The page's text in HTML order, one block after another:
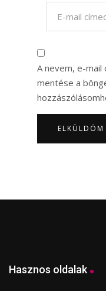
A nevem, e-mail
mentése a
Hasznos oldalak